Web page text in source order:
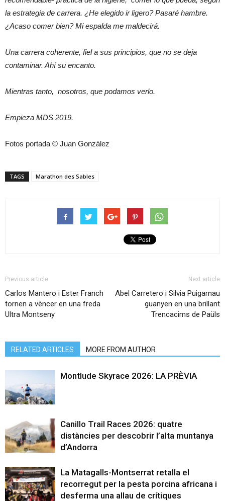
la estrategia de carrera. ¿He elegido ir ligero? Pasaré hambre.
¿Acaso comer bien? Mi espalda me maldecirá.
Una carrera coherente, fiel a sus principios, que no se deja
contaminar. Ahí su encanto.
Mientras tanto, nosotros, que podamos verlo.
Empieza MDS 2019.
Fotos portada © Juan González
TAGS Marathon des Sables
Previous article
Carlos Mantero i Ester Franch
tornen a vèncer en una freda
Ultra Montseny
Next article
Abel Carretero i Silvia Puigarnau
guanyen en una brillant
Trencacims de Paüls
RELATED ARTICLES MORE FROM AUTHOR
Montlude Skyrace 2026: LA PRÈVIA
Canillo Trail Races 2026: quatre
distàncies per descobrir l’alta muntanya
d’Andorra
La Matagalls-Montserrat retalla el
recorregut per la pesta porcina africana i
desferma una allau de crítiques